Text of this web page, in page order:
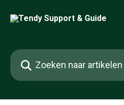
Zoeken naar artikelen ...